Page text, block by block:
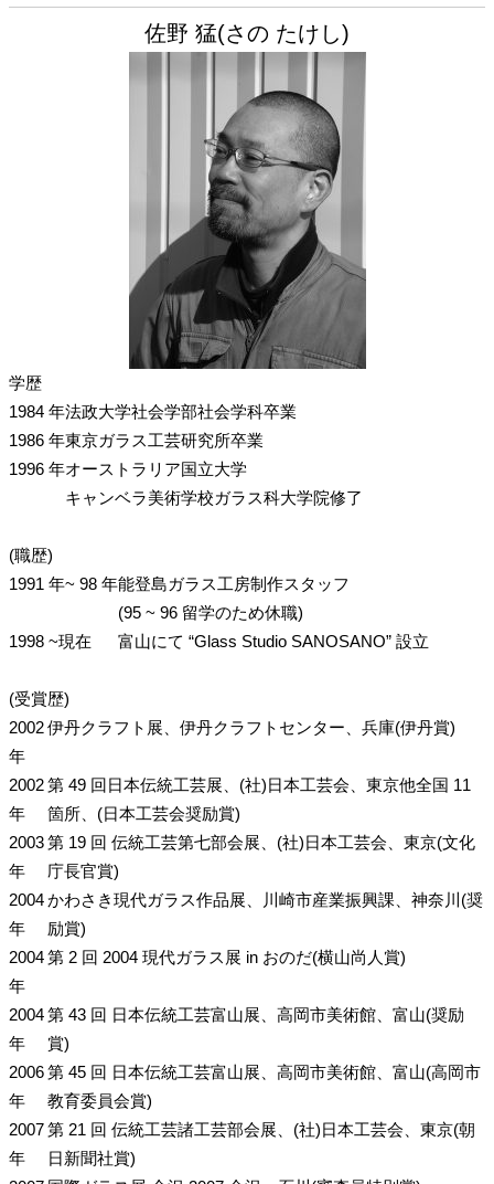
佐野 猛(さの たけし)
学歴
1984 年法政大学社会学部社会学科卒業
1986 年東京ガラス工芸研究所卒業
1996 年オーストラリア国立大学
キャンベラ美術学校ガラス科大学院修了
(職歴)
1991 年~ 98 年能登島ガラス工房制作スタッフ
(95 ~ 96 留学のため休職)
1998 ~現在
富山にて “Glass Studio SANOSANO” 設立
(受賞歴)
2002
年
伊丹クラフト展、伊丹クラフトセンター、兵庫(伊丹賞)
2002
年
第 49 回日本伝統工芸展、(社)日本工芸会、東京他全国 11
箇所、(日本工芸会奨励賞)
2003
年
第 19 回 伝統工芸第七部会展、(社)日本工芸会、東京(文化
庁長官賞)
2004
年
かわさき現代ガラス作品展、川崎市産業振興課、神奈川(奨
励賞)
2004
年
第 2 回 2004 現代ガラス展 in おのだ(横山尚人賞)
2004
年
第 43 回 日本伝統工芸富山展、高岡市美術館、富山(奨励
賞)
2006
年
第 45 回 日本伝統工芸富山展、高岡市美術館、富山(高岡市
教育委員会賞)
2007
年
第 21 回 伝統工芸諸工芸部会展、(社)日本工芸会、東京(朝
日新聞社賞)